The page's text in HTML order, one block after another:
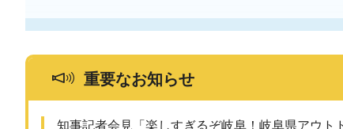
重要なお知らせ
知事記者会見「楽しすぎるぞ岐阜！岐阜県アウト